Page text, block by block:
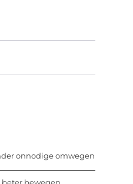
onnodige omwegen